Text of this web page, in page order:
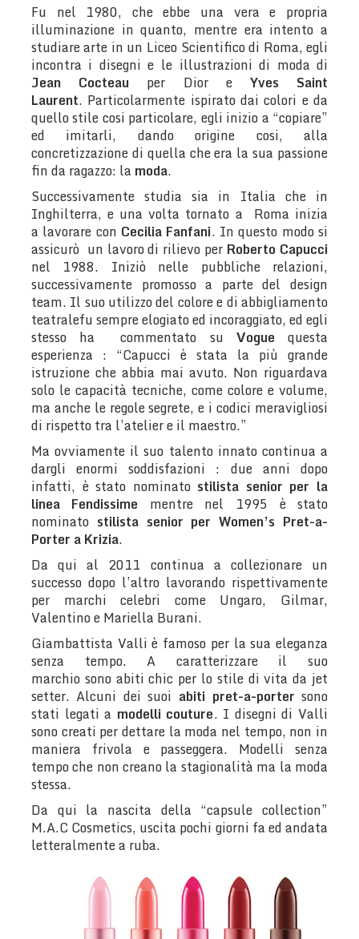
Fu nel 1980, che ebbe una vera e propria
illuminazione in quanto, mentre era intento a
studiare arte in un Liceo Scientifico di Roma, egli
incontra i disegni e le illustrazioni di moda di
Jean Cocteau per Dior e Yves Saint
Laurent. Particolarmente ispirato dai colori e da
quello stile cosi particolare, egli inizio a “copiare”
ed imitarli, dando origine cosi, alla
concretizzazione di quella che era la sua passione
fin da ragazzo: la moda.
Successivamente studia sia in Italia che in
Inghilterra, e una volta tornato a Roma inizia
a lavorare con Cecilia Fanfani. In questo modo si
assicurò un lavoro di rilievo per Roberto Capucci
nel 1988. Iniziò nelle pubbliche relazioni,
successivamente promosso a parte del design
team. Il suo utilizzo del colore e di abbigliamento
teatralefu sempre elogiato ed incoraggiato, ed egli
stesso ha commentato su Voguequesta
esperienza : “Capucci è stata la più grande
istruzione che abbia mai avuto. Non riguardava
solo le capacità tecniche, come colore e volume,
ma anche le regole segrete, e i codici meravigliosi
di rispetto tra l’atelier e il maestro.”
Ma ovviamente il suo talento innato continua a
dargli enormi soddisfazioni : due anni dopo
infatti, è stato nominato stilista senior per la
linea Fendissime mentre nel
1995 è stato
nominato stilista senior per Women’s Pret-a-
Porter a Krizia.
Da qui al 2011 continua a collezionare un
successo dopo l’altro lavorando rispettivamente
per marchi celebri come Ungaro, Gilmar,
Valentino e Mariella Burani.
Giambattista Valli è famoso per la sua eleganza
senza tempo. A caratterizzare il suo
marchio sono abiti chic per lo stile di vita da jet
setter. Alcuni dei suoi abiti pret-a-porter sono
stati legati a modelli couture. I disegni di Valli
sono creati per dettare la moda nel tempo, non in
maniera frivola e passeggera. Modelli senza
tempo che non creano la stagionalità ma la moda
stessa.
Da qui la nascita della “capsule collection”
M.A.C Cosmetics, uscita pochi giorni fa ed andata
letteralmente a ruba.